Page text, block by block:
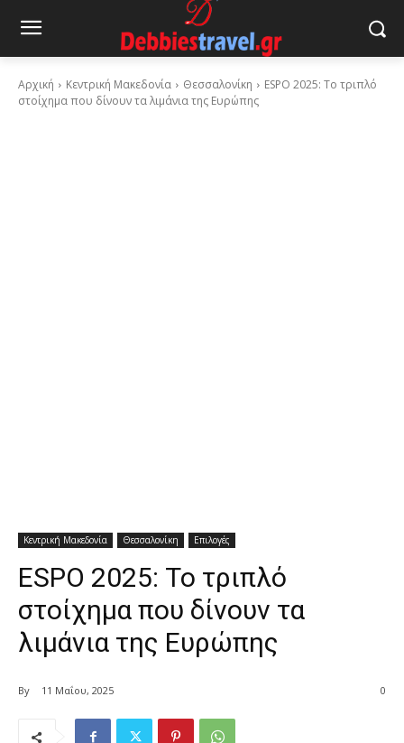
Αρχική Κεντρική Μακεδονία Θεσσαλονίκη
ESPO 2025: Το τριπλό
στοίχημα που δίνουν τα λιμάνια της Ευρώπης
Κεντρική Μακεδονία Θεσσαλονίκη Επιλογές
ESPO 2025: Το τριπλό
στοίχημα που δίνουν τα
λιμάνια της Ευρώπης
By 11 Μαΐου, 2025 0